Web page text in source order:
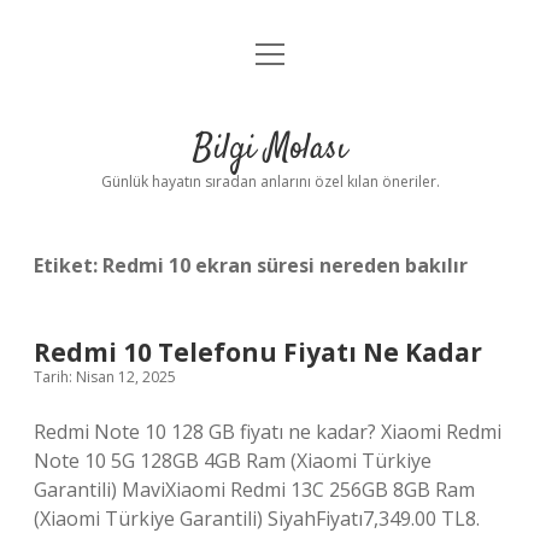
Anasayfa
Yasal Uyarı
menüyü
Bilgi Molası
Günlük hayatın sıradan anlarını özel kılan öneriler.
Etiket: Redmi 10 ekran süresi nereden bakılır
Redmi 10 Telefonu Fiyatı Ne Kadar
Tarih: Nisan 12, 2025
Redmi Note 10 128 GB fiyatı ne kadar? Xiaomi Redmi
Note 10 5G 128GB 4GB Ram (Xiaomi Türkiye
Garantili) MaviXiaomi Redmi 13C 256GB 8GB Ram
(Xiaomi Türkiye Garantili) SiyahFiyatı7,349.00 TL8.